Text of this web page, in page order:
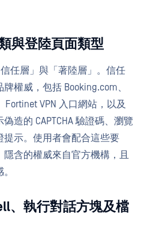
與登陸頁面類型
任層」與「著陸層」。信任
權威，包括 Booking.com、
VPN 入口網站，以及
造的 CAPTCHA 驗證碼、瀏覽
示。使用者會配合這些要
含的權威來自官方機構，且
、執行對話方塊及檔